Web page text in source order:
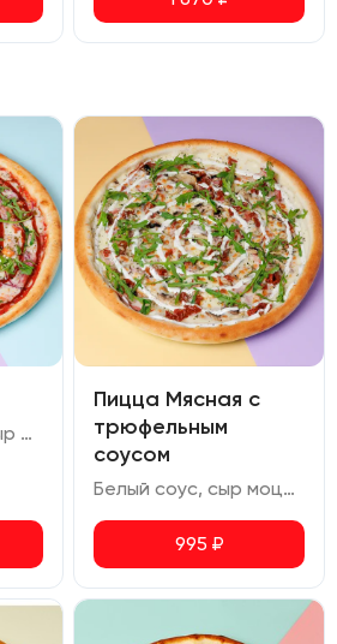
Томатный соус, сыр моцарелла, курица копченая, бекон, лук маринованный, помидор, халапеньо, соус барбекю, руккола
Пицца Мясная с
трюфельным
соусом
Белый соус, сыр моцарелла, бекон, свиной окорок, шампиньоны, томаты вяленые, соус сливочно-трюфельный, руккола
995 ₽